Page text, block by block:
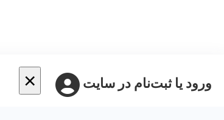
× ورود یا ثبت‌نام در سایت